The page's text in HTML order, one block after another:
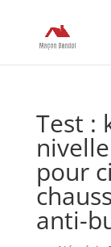
Test :
pour
anti-